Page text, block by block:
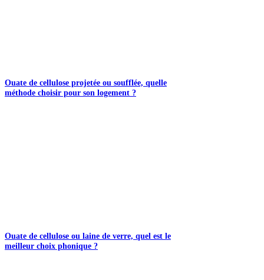
Ouate de cellulose projetée ou soufflée, quelle
méthode choisir pour son logement ?
Ouate de cellulose ou laine de verre, quel est le
meilleur choix phonique ?